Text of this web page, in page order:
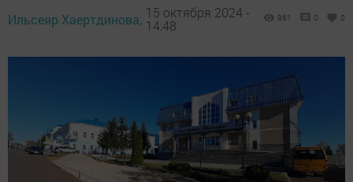
Ильсеяр Хаертдинова, 15 октября 2024 -
14:48
861 0 0